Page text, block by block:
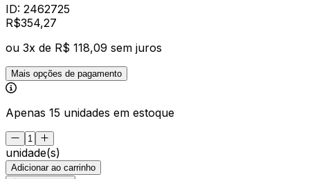
ID: 2462725
R$354,27
ou 3x de R$ 118,09 sem juros
Mais opções de pagamento
Apenas 15 unidades em estoque
unidade(s)
Adicionar ao carrinho